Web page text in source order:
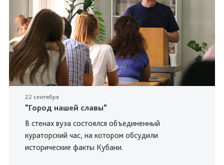
22 сентября
"Город нашей славы"
В стенах вуза состоялся объединенный
кураторский час, на котором обсудили
исторические факты Кубани.